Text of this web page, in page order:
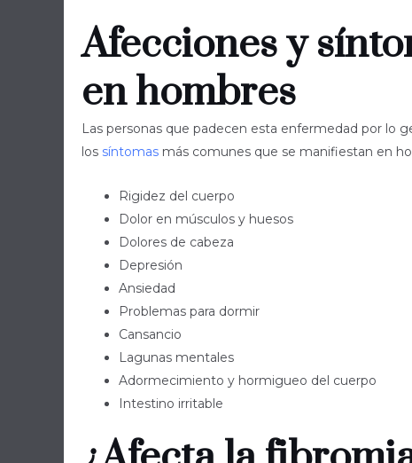
Afecciones y
en hombres
Las personas que padecen esta enfermedad por lo
los síntomas más comunes que se manifiestan en
Rigidez del cuerpo
Dolor en músculos y huesos
Dolores de cabeza
Depresión
Ansiedad
Problemas para dormir
Cansancio
Lagunas mentales
Adormecimiento y hormigueo del cuerpo
Intestino irritable